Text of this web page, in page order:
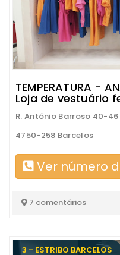
TEMPERATURA -
Loja de vestuário
R. António Barroso 40-46
4750-258 Barcelos
Ver número
7 comentários
3 - ESTRIBO BARCELOS